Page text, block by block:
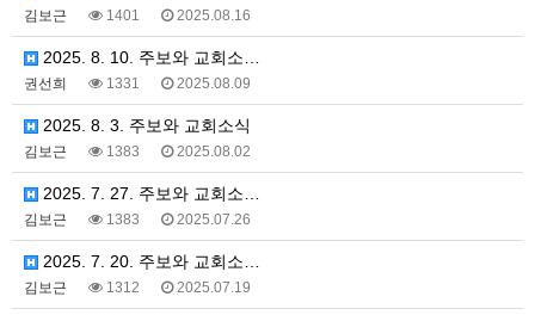
김보근 1401 2025.08.16
2025. 8. 10. 주보와 교회소…
권선희 1331 2025.08.09
2025. 8. 3. 주보와 교회소식
김보근 1383 2025.08.02
2025. 7. 27. 주보와 교회소…
김보근 1383 2025.07.26
2025. 7. 20. 주보와 교회소…
김보근 1312 2025.07.19